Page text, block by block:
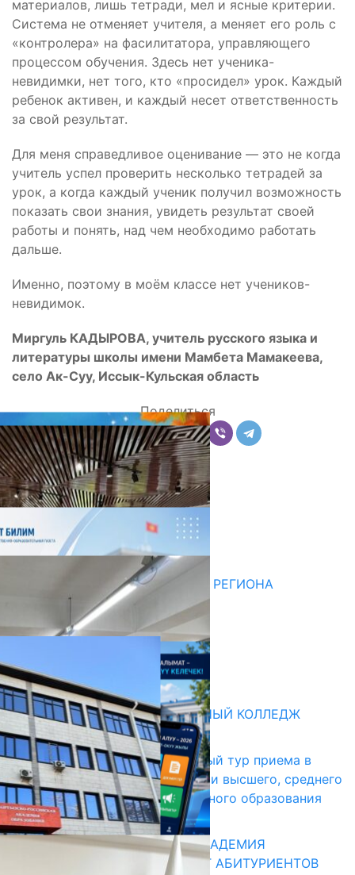
материалов, лишь тетради, мел и ясные критерии.
Система не отменяет учителя, а меняет его роль с
«контролера» на фасилитатора, управляющего
процессом обучения. Здесь нет ученика-
невидимки, нет того, кто «просидел» урок. Каждый
ребенок активен, и каждый несет ответственность
за свой результат.
Для меня справедливое оценивание — это не когда
учитель успел проверить несколько тетрадей за
урок, а когда каждый ученик получил возможность
показать свои знания, увидеть результат своей
работы и понять, над чем необходимо работать
дальше.
Именно, поэтому в моём классе нет учеников-
невидимок.
Миргуль КАДЫРОВА, учитель русского языка и
литературы школы имени Мамбета Мамакеева,
село Ак-Суу, Иссык-Кульская область
Поделиться
Комментарии
Последние новости
НЕДЕЛЯ В ОБЗОРЕ
07.08.2026
ДЛЯ МЕТОДИСТОВ ЮЖНОГО РЕГИОНА
НАЧАЛОСЬ ОБУЧЕНИЕ
05.08.2026
31.07.2026
Абитуриент
БИШКЕКСКИЙ УНИВЕРСАЛЬНЫЙ КОЛЛЕДЖ
17.07.2026
В Кыргызстане начался первый тур приема в
образовательные организации высшего, среднего
и начального профессионального образования
13.07.2026
КЫРГЫЗКО-РОССИЙСКАЯ АКАДЕМИЯ
ОБРАЗОВАНИЯ ПРИГЛАШАЕТ АБИТУРИЕНТОВ